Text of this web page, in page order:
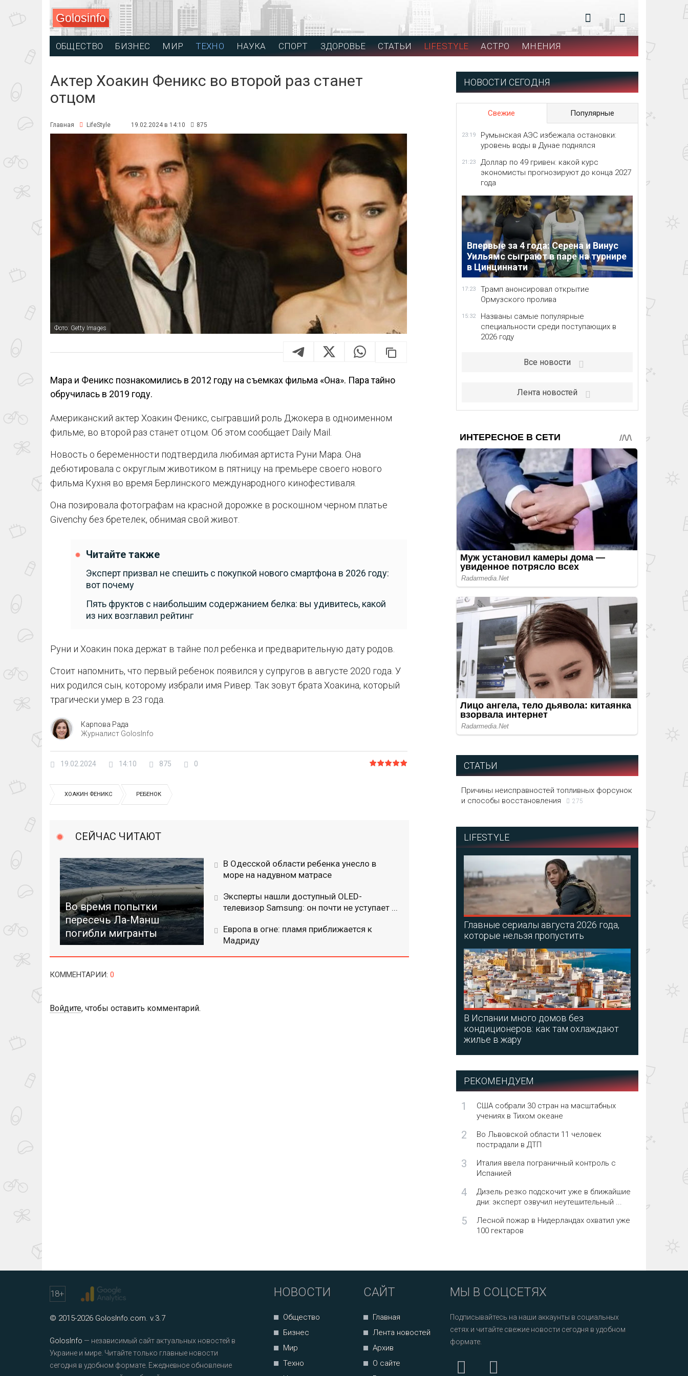
Golosinfo
ОБЩЕСТВО БИЗНЕС МИР ТЕХНО НАУКА СПОРТ ЗДОРОВЬЕ СТАТЬИ LIFESTYLE АСТРО МНЕНИЯ
Актер Хоакин Феникс во второй раз станет
отцом
Главная LifeStyle 19.02.2024 в 14:10 875
Фото: Getty Images
Мара и Феникс познакомились в 2012 году на съемках фильма «Она». Пара тайно
обручилась в 2019 году.
Американский актер Хоакин Феникс, сыгравший роль Джокера в одноименном
фильме, во второй раз станет отцом. Об этом сообщает Daily Mail.
Новость о беременности подтвердила любимая артиста Руни Мара. Она
дебютировала с округлым животиком в пятницу на премьере своего нового
фильма Кухня во время Берлинского международного кинофестиваля.
Она позировала фотографам на красной дорожке в роскошном черном платье
Givenchy без бретелек, обнимая свой живот.
Читайте также
Эксперт призвал не спешить с покупкой нового смартфона в 2026 году:
вот почему
Пять фруктов с наибольшим содержанием белка: вы удивитесь, какой
из них возглавил рейтинг
Руни и Хоакин пока держат в тайне пол ребенка и предварительную дату родов.
Стоит напомнить, что первый ребенок появился у супругов в августе 2020 года. У
них родился сын, которому избрали имя Ривер. Так зовут брата Хоакина, который
трагически умер в 23 года.
Карпова Рада
Журналист GolosInfo
19.02.2024 14:10 875 0
ХОАКИН ФЕНИКС РЕБЕНОК
СЕЙЧАС ЧИТАЮТ
Во время попытки
пересечь Ла-Манш
погибли мигранты
В Одесской области ребенка унесло в
море на надувном матрасе
Эксперты нашли доступный OLED-
телевизор Samsung: он почти не уступает ...
Европа в огне: пламя приближается к
Мадриду
КОММЕНТАРИИ: 0
Войдите, чтобы оставить комментарий.
НОВОСТИ СЕГОДНЯ
Свежие Популярные
23:19
Румынская АЭС избежала остановки:
уровень воды в Дунае поднялся
21:23
Доллар по 49 гривен: какой курс
экономисты прогнозируют до конца 2027
года
Впервые за 4 года: Серена и Винус
Уильямс сыграют в паре на турнире
в Цинциннати
17:23
Трамп анонсировал открытие
Ормузского пролива
15:32
Названы самые популярные
специальности среди поступающих в
2026 году
Все новости
Лента новостей
СТАТЬИ
Причины неисправностей топливных форсунок
и способы восстановления
275
LIFESTYLE
Главные сериалы августа 2026 года,
которые нельзя пропустить
В Испании много домов без
кондиционеров: как там охлаждают
жилье в жару
РЕКОМЕНДУЕМ
1
США собрали 30 стран на масштабных
учениях в Тихом океане
2
Во Львовской области 11 человек
пострадали в ДТП
3
Италия ввела пограничный контроль с
Испанией
4
Дизель резко подскочит уже в ближайшие
дни: эксперт озвучил неутешительный ...
5
Лесной пожар в Нидерландах охватил уже
100 гектаров
18+
© 2015-2026 GolosInfo.com. v.3.7
GolosInfo — независимый сайт актуальных новостей в
Украине и мире. Читайте только главные новости
сегодня в удобном формате. Ежедневное обновление
НОВОСТИ
Общество
Бизнес
Мир
Техно
САЙТ
Главная
Лента новостей
Архив
О сайте
МЫ В СОЦСЕТЯХ
Подписывайтесь на наши аккаунты в социальных
сетях и читайте свежие новости сегодня в удобном
формате.